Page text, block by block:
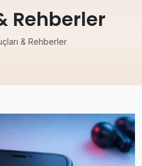
Rehberler
& Rehberler